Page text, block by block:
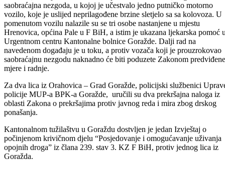
Odštampaj stranicu
U protekla 24 sata na području Bosansko-podrinjskog kantona
Goražde, u mjestu Turkovići – općina Pale u F BiH, dogodila se
saobraćajna nezgoda, u kojoj je učestvalo jedno putničko motorno
vozilo, koje je uslijed neprilagođene brzine sletjelo sa sa kolovoza. U
pomenutom vozilu nalazile su se tri osobe nastanjene u mjestu
Hrenovica, općina Pale u F BiH, a istim je ukazana ljekarska pomoć
Urgentnom centru Kantonalne bolnice Goražde. Dalji rad na
saobraćajnu nezgodu naknadno će biti poduzete Zakonom predviđene
mjere i radnje.
Za dva lica iz Orahovica – Grad Goražde, policijski službenici
oblasti Zakona o prekršajima protiv javnog reda i mira zbog drskog
ponašanja.
Kantonalnom tužilaštvu u Goraždu dostvljen je jedan Izvještaj o